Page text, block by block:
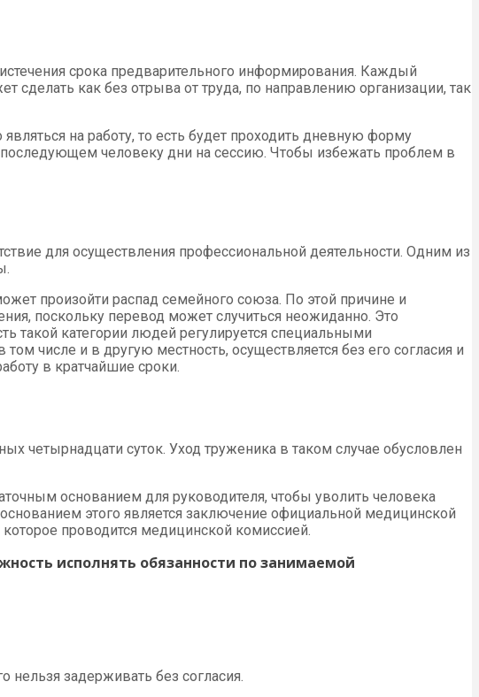
срока предварительного информирования. Каждый
сделать как без отрыва от труда, по направлению организации, так
на работу, то есть будет проходить дневную форму
последующем человеку дни на сессию. Чтобы избежать проблем в
для осуществления профессиональной деятельности. Одним из
произойти распад семейного союза. По этой причине и
поскольку перевод может случиться неожиданно. Это
такой категории людей регулируется специальными
числе и в другую местность, осуществляется без его согласия и
в кратчайшие сроки.
четырнадцати суток. Уход труженика в таком случае обусловлен
основанием для руководителя, чтобы уволить человека
этого является заключение официальной медицинской
проводится медицинской комиссией.
исполнять обязанности по занимаемой
задерживать без согласия.